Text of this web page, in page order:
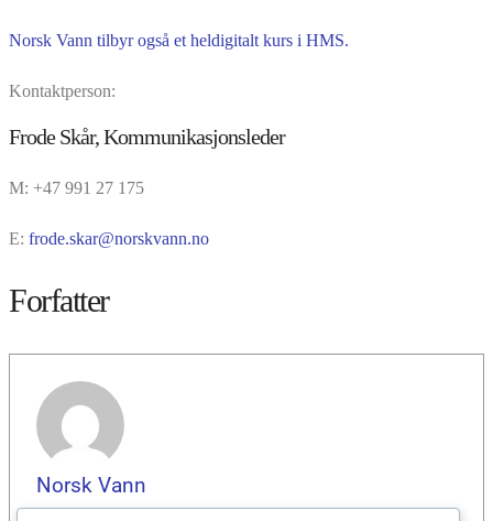
Norsk Vann tilbyr også et heldigitalt kurs i HMS.
Kontaktperson:
Frode Skår, Kommunikasjonsleder
M: +47 991 27 175
E: frode.skar@norskvann.no
Forfatter
Norsk Vann